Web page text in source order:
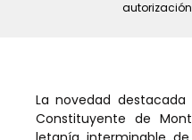
La novedad
Constituyente de